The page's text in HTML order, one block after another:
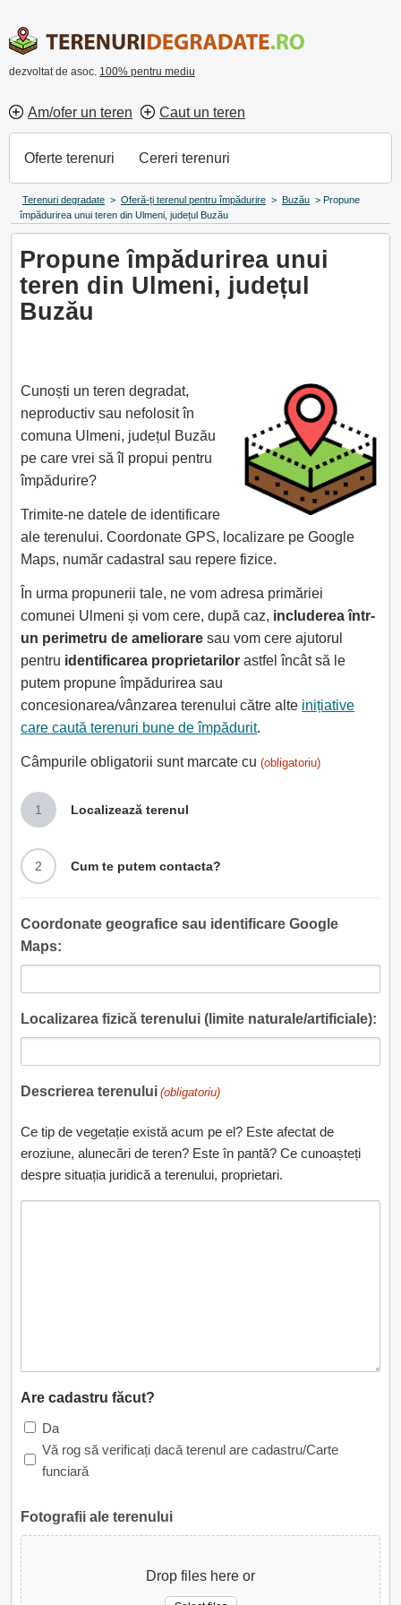
dezvoltat de asoc. 100% pentru mediu
Am/ofer un teren Caut un teren
Oferte terenuri Cereri terenuri
Terenuri degradate > Oferă-ți terenul pentru împădurire > Buzău > Propune
împădurirea unui teren din Ulmeni, județul Buzău
Propune împădurirea unui
teren din Ulmeni, județul
Buzău
Cunoști un teren degradat,
neproductiv sau nefolosit în
comuna Ulmeni, județul Buzău
pe care vrei să îl propui pentru
împădurire?
Trimite-ne datele de identificare
ale terenului. Coordonate GPS, localizare pe Google
Maps, număr cadastral sau repere fizice.
În urma propunerii tale, ne vom adresa primăriei
comunei Ulmeni și vom cere, după caz, includerea într-
un perimetru de ameliorare sau vom cere ajutorul
pentru identificarea proprietarilor astfel încât să le
putem propune împădurirea sau
concesionarea/vânzarea terenului către alte inițiative
care caută terenuri bune de împădurit.
Câmpurile obligatorii sunt marcate cu (obligatoriu)
1 Localizează terenul
2 Cum te putem contacta?
Coordonate geografice sau identificare Google
Maps:
Localizarea fizică terenului (limite naturale/artificiale):
Descrierea terenului (obligatoriu)
Ce tip de vegetație există acum pe el? Este afectat de
eroziune, alunecări de teren? Este în pantă? Ce cunoașteți
despre situația juridică a terenului, proprietari.
Are cadastru făcut?
Da
Vă rog să verificați dacă terenul are cadastru/Carte
funciară
Fotografii ale terenului
Drop files here or